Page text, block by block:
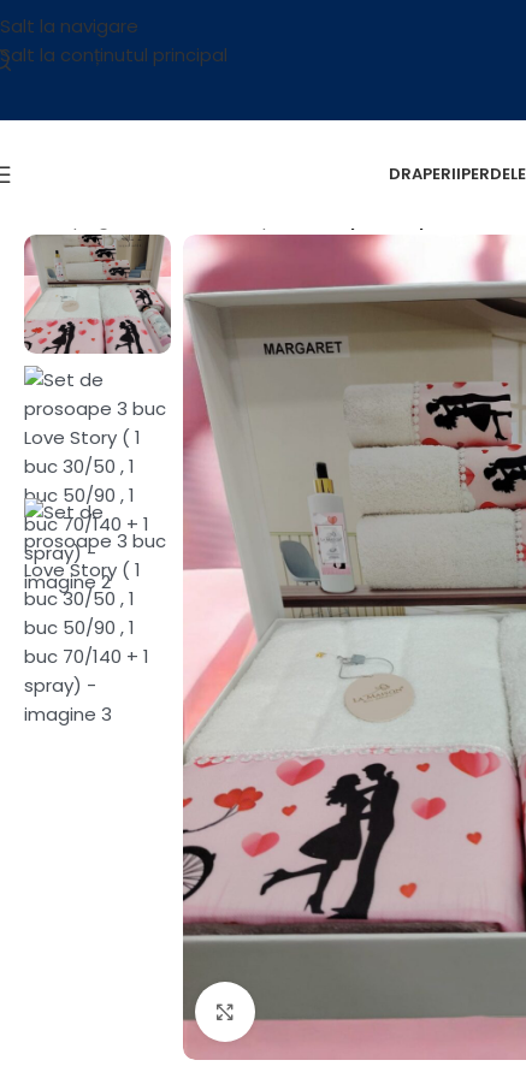
Salt la navigare
Salt la conținutul principal
DRAPERIIPERDELE